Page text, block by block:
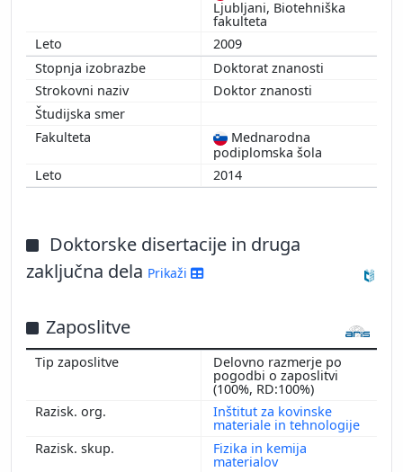
Ljubljani, Biotehniška
fakulteta
2009
Doktorat znanosti
Doktor znanosti
Mednarodna
podiplomska šola
2014
Doktorske disertacije in druga
zaključna dela Prikaži
Zaposlitve
Delovno razmerje po
pogodbi o zaposlitvi
(100%, RD:100%)
Inštitut za kovinske
materiale in tehnologije
Fizika in kemija
materialov